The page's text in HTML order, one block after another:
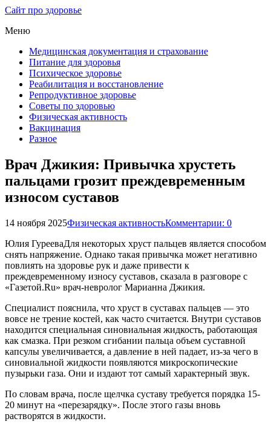
Сайт про здоровье
Меню
Медицинская документация и страхование
Питание для здоровья
Психическое здоровье
Реабилитация и восстановление
Репродуктивное здоровье
Советы по здоровью
Физическая активность
Вакцинация
Разное
Врач Джикия: Привычка хрустеть
пальцами грозит преждевременным
износом суставов
14 ноября 2025Физическая активностьКомментарии: 0
Юлия ГурееваДля некоторых хруст пальцев является способом
снять напряжение. Однако такая привычка может негативно
повлиять на здоровье рук и даже привести к
преждевременному износу суставов, сказала в разговоре с
«Газетой.Ru» врач-невролог Марианна Джикия.
Специалист пояснила, что хруст в суставах пальцев — это
вовсе не трение костей, как часто считается. Внутри суставов
находится специальная синовиальная жидкость, работающая
как смазка. При резком сгибании пальца объем суставной
капсулы увеличивается, а давление в ней падает, из-за чего в
синовиальной жидкости появляются микроскопические
пузырьки газа. Они и издают тот самый характерный звук.
По словам врача, после щелчка суставу требуется порядка 15-
20 минут на «перезарядку». После этого газы вновь
растворятся в жидкости.